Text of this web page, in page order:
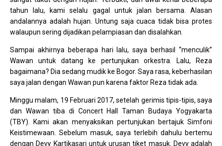
tahun lalu, kami selalu gagal untuk jalan bersama. Alasan
andalannya adalah hujan. Untung saja cuaca tidak bisa protes
walaupun sering dijadikan pelampiasan dan disalahkan.
Sampai akhirnya beberapa hari lalu, saya berhasil “menculik”
Wawan untuk datang ke pertunjukan orkestra. Lalu, Reza
bagaimana? Dia sedang mudik ke Bogor. Saya rasa, keberhasilan
saya jalan dengan Wawan pun karena faktor Reza tidak ada.
Minggu malam, 19 Februari 2017, setelah gerimis tipis-tipis, saya
dan Wawan tiba di Concert Hall Taman Budaya Yogyakarta
(TBY). Kami akan menyaksikan pertunjukan bertajuk Simfoni
Keistimewaan. Sebelum masuk, saya terlebih dahulu bertemu
dengan Devy Kartikasari untuk urusan tiket masuk. Devy adalah